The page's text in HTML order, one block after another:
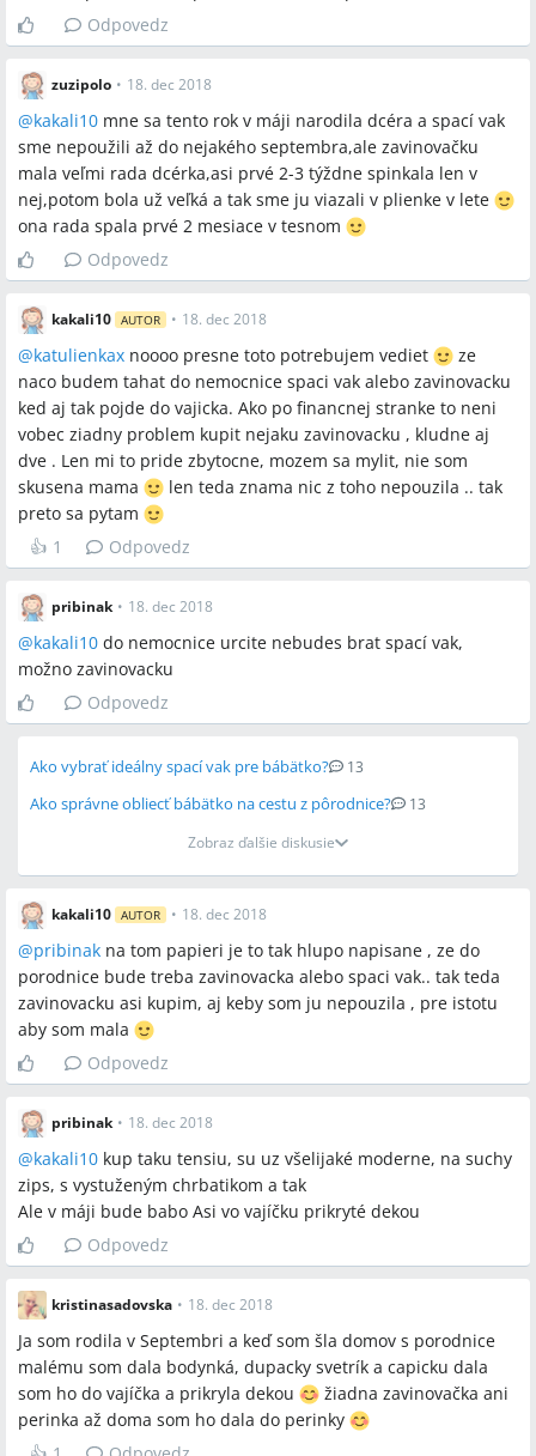
viazanie plienkou
Miesta a osoby
žiadne
Odpovedz
zuzipolo • 18. dec 2018
@kakali10 mne sa tento rok v máji narodila dcéra a spací vak
sme nepoužili až do nejakého septembra,ale zavinovačku
mala veľmi rada dcérka,asi prvé 2-3 týždne spinkala len v
nej,potom bola už veľká a tak sme ju viazali v plienke v lete
ona rada spala prvé 2 mesiace v tesnom
Odpovedz
kakali10 AUTOR • 18. dec 2018
@katulienkax noooo presne toto potrebujem vediet
ze
naco budem tahat do nemocnice spaci vak alebo zavinovacku
ked aj tak pojde do vajicka. Ako po financnej stranke to neni
vobec ziadny problem kupit nejaku zavinovacku , kludne aj
dve . Len mi to pride zbytocne, mozem sa mylit, nie som
skusena mama
len teda znama nic z toho nepouzila .. tak
preto sa pytam
👍 1 Odpovedz
pribinak • 18. dec 2018
@kakali10 do nemocnice urcite nebudes brat spací vak,
možno zavinovacku
Odpovedz
Ako vybrať ideálny spací vak pre bábätko? 13
Ako správne obliecť bábätko na cestu z pôrodnice?
13
Zobraz ďalšie diskusie
kakali10 AUTOR • 18. dec 2018
@pribinak na tom papieri je to tak hlupo napisane , ze do
porodnice bude treba zavinovacka alebo spaci vak.. tak teda
zavinovacku asi kupim, aj keby som ju nepouzila , pre istotu
aby som mala
Odpovedz
pribinak • 18. dec 2018
@kakali10 kup taku tensiu, su uz všelijaké moderne, na suchy
zips, s vystuženým chrbatikom a tak
Ale v máji bude babo Asi vo vajíčku prikryté dekou
Odpovedz
kristinasadovska • 18. dec 2018
Ja som rodila v Septembri a keď som šla domov s porodnice
malému som dala bodynká, dupacky svetrík a capicku dala
som ho do vajíčka a prikryla dekou
žiadna zavinovačka ani
perinka až doma som ho dala do perinky